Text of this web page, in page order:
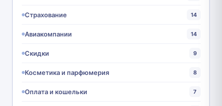
Страхование 14
Авиакомпании 14
Скидки 9
Косметика и парфюмерия 8
Оплата и кошельки 7